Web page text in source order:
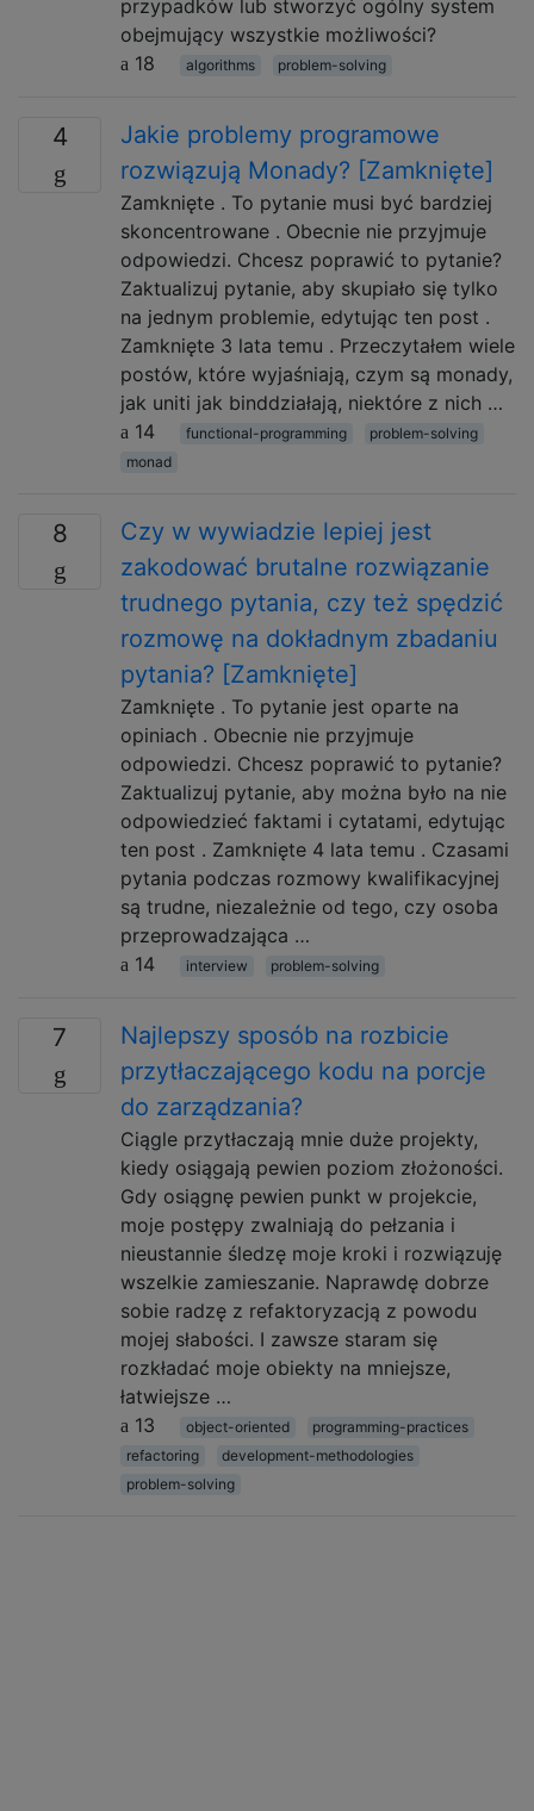
przypadków lub stworzyć ogólny system
obejmujący wszystkie możliwości?
18
algorithms problem-solving
4
Jakie problemy programowe
rozwiązują Monady? [Zamknięte]
Zamknięte . To pytanie musi być bardziej
skoncentrowane . Obecnie nie przyjmuje
odpowiedzi. Chcesz poprawić to pytanie?
Zaktualizuj pytanie, aby skupiało się tylko
na jednym problemie, edytując ten post .
Zamknięte 3 lata temu . Przeczytałem wiele
postów, które wyjaśniają, czym są monady,
jak uniti jak binddziałają, niektóre z nich …
14
functional-programming
problem-solving
monad
8
Czy w wywiadzie lepiej jest
zakodować brutalne rozwiązanie
trudnego pytania, czy też spędzić
rozmowę na dokładnym zbadaniu
pytania? [Zamknięte]
Zamknięte . To pytanie jest oparte na
opiniach . Obecnie nie przyjmuje
odpowiedzi. Chcesz poprawić to pytanie?
Zaktualizuj pytanie, aby można było na nie
odpowiedzieć faktami i cytatami, edytując
ten post . Zamknięte 4 lata temu . Czasami
pytania podczas rozmowy kwalifikacyjnej
są trudne, niezależnie od tego, czy osoba
przeprowadzająca …
14
interview problem-solving
7
Najlepszy sposób na rozbicie
przytłaczającego kodu na porcje
do zarządzania?
Ciągle przytłaczają mnie duże projekty,
kiedy osiągają pewien poziom złożoności.
Gdy osiągnę pewien punkt w projekcie,
moje postępy zwalniają do pełzania i
nieustannie śledzę moje kroki i rozwiązuję
wszelkie zamieszanie. Naprawdę dobrze
sobie radzę z refaktoryzacją z powodu
mojej słabości. I zawsze staram się
rozkładać moje obiekty na mniejsze,
łatwiejsze …
13
object-oriented
programming-practices
refactoring
development-methodologies
problem-solving